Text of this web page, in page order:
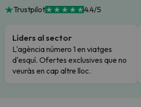
Trustpilot 4.4/5
Líders al sector
L'agència número 1 en viatges
d'esquí. Ofertes exclusives que no
veuràs en cap altre lloc.